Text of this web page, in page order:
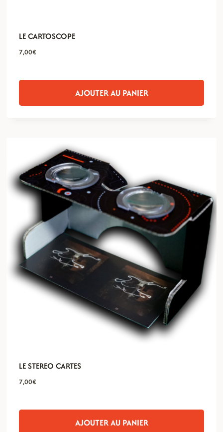
LE CARTOSCOPE
7,00€
AJOUTER AU PANIER
LE STEREO CARTES
7,00€
AJOUTER AU PANIER